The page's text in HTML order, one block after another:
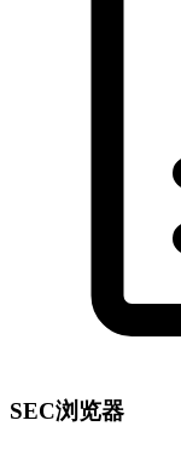
SEC浏览器